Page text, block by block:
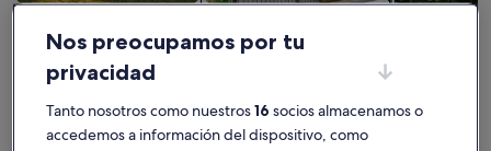
Encuentra el mejor lugar donde
alojarte - Campo de golf Santo
Estêvão Golfe
Nos preocupamos por tu
privacidad
Tanto nosotros como nuestros16 socios almacenamos o
accedemos a información del dispositivo, como